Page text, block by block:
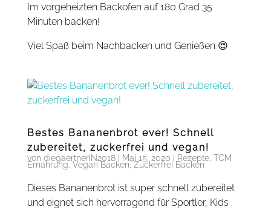
Im vorgeheizten Backofen auf 180 Grad 35
Minuten backen!
Viel Spaß beim Nachbacken und Genießen 😍
Bestes Bananenbrot ever! Schnell
zubereitet, zuckerfrei und vegan!
von diegaertnerIN2018| Mai 15, 2020 Rezepte, TCM
Ernährung Vegan Backen Zuckerfrei Backen
Dieses Bananenbrot ist super schnell zubereitet
und eignet sich hervorragend für Sportler, Kids